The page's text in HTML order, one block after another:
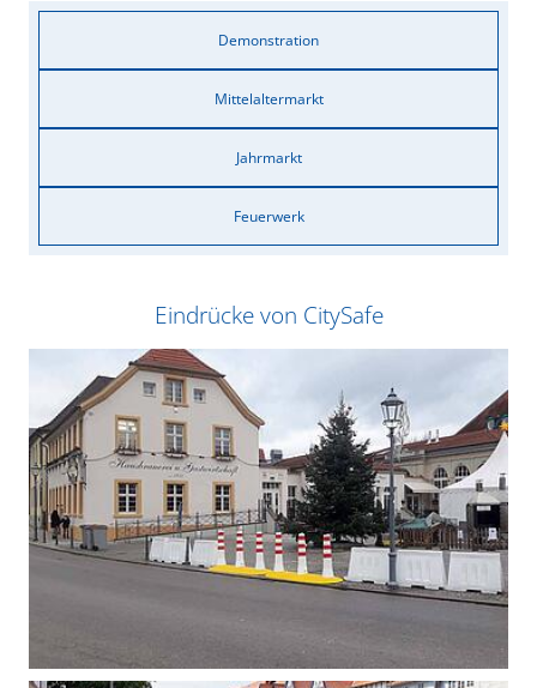
Demonstration
Mittelaltermarkt
Jahrmarkt
Feuerwerk
Eindrücke von CitySafe